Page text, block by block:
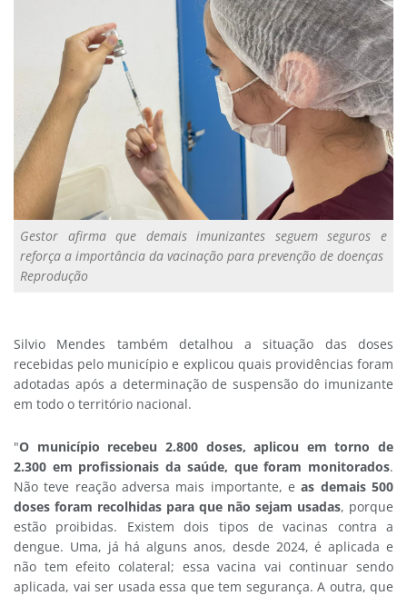
Gestor afirma que demais imunizantes seguem seguros e
reforça a importância da vacinação para prevenção de doenças
Reprodução
Silvio Mendes também detalhou a situação das doses
recebidas pelo município e explicou quais providências foram
adotadas após a determinação de suspensão do imunizante
em todo o território nacional.
"O município recebeu 2.800 doses, aplicou em torno de
2.300 em profissionais da saúde, que foram monitorados.
Não teve reação adversa mais importante, eas demais 500
doses foram recolhidas para que não sejam usadas, porque
estão proibidas. Existem dois tipos de vacinas contra a
dengue. Uma, já há alguns anos, desde 2024, é aplicada e
não tem efeito colateral; essa vacina vai continuar sendo
aplicada, vai ser usada essa que tem segurança. A outra, que